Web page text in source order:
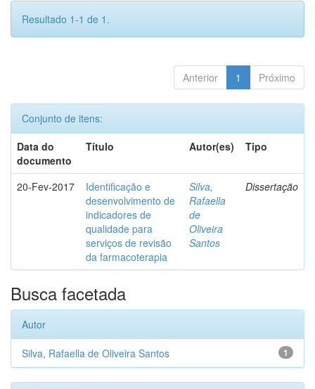
Resultado 1-1 de 1.
Anterior 1 Próximo
Conjunto de itens:
Data do
documento
Título Autor(es) Tipo
20-Fev-2017
Identificação e
desenvolvimento de
indicadores de
qualidade para
serviços de revisão
da farmacoterapia
Silva,
Rafaella
de
Oliveira
Santos
Dissertação
Busca facetada
Autor
1
Silva, Rafaella de Oliveira Santos